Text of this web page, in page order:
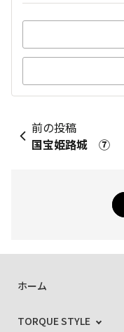
前の投稿
国宝姫路城 ⑦
ホーム
TORQUE STYLE